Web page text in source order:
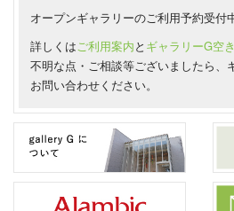
オープンギャラリーのご利用予約受付
詳しくはご利用案内と ギャラリーG空
不明な点・ご相談等ございましたら、
お問い合わせください。